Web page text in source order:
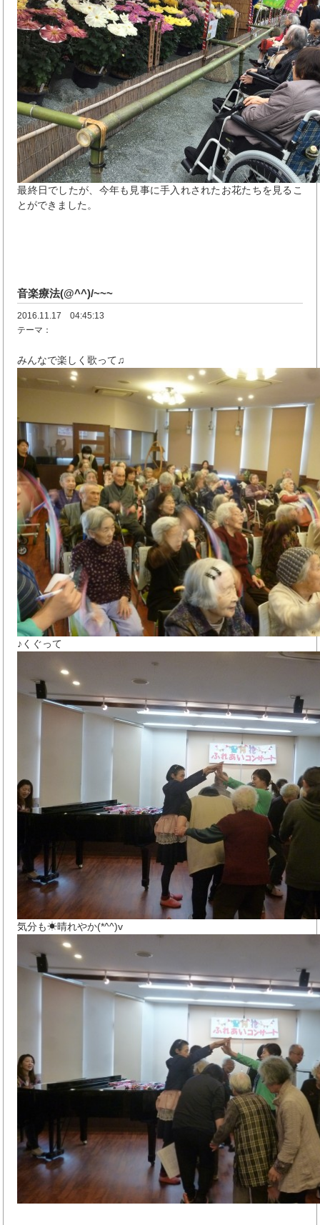
最終日でしたが、今年も見事に手入れされたお花たちを見るこ
とができました。
音楽療法(@^^)/~~~
2016.11.17 04:45:13
テーマ：
みんなで楽しく歌って♫
♪くぐって
気分も☀晴れやか(*^^)v